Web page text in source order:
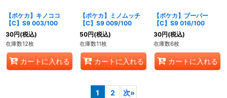
【ポケカ】キノココ
【C】S9 003/100
30円(税込)
在庫数12枚
カートに入れる
【ポケカ】ミノムッチ
【C】S9 009/100
50円(税込)
在庫数11枚
カートに入れる
【ポケカ】ブーバー
【C】S9 016/100
30円(税込)
在庫数6枚
カートに入れる
1 2 次»